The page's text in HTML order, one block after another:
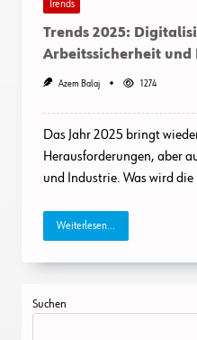
Trends
Trends 2025:
Arbeitssicherheit und
Azem Balaj 1274
Das Jahr 2025 bringt
Herausforderungen, aber
und Industrie. Was wird die
Weiterlesen...
Suchen